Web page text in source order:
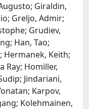
Giraldin,
Greljo, Admir;
Grudiev,
Han, Tao;
Hermanek, Keith;
Ray; Homiller,
Jindariani,
Karpov,
Kolehmainen,